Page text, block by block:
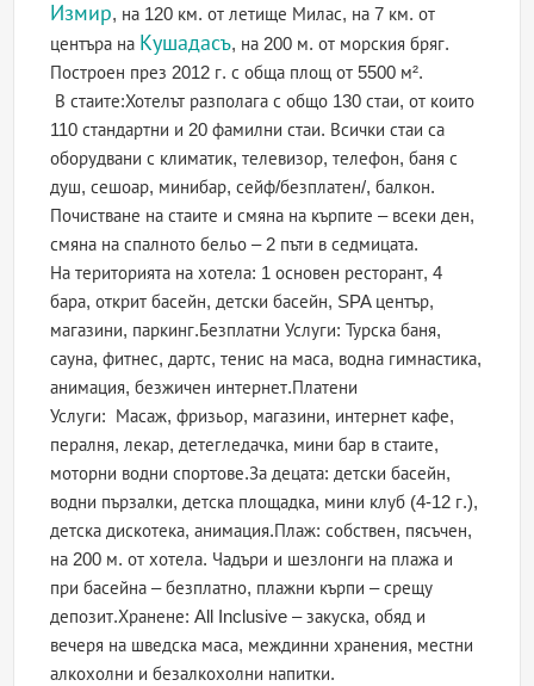
Измир, на 120 км. от летище Милас, на 7 км. от
центъра на Кушадасъ, на 200 м. от морския бряг.
Построен през 2012 г. с обща площ от 5500 м².
В стаите:Хотелът разполага с общо 130 стаи, от които
110 стандартни и 20 фамилни стаи. Всички стаи са
оборудвани с климатик, телевизор, телефон, баня с
душ, сешоар, минибар, сейф/безплатен/, балкон.
Почистване на стаите и смяна на кърпите – всеки ден,
смяна на спалното бельо – 2 пъти в седмицата.
На територията на хотела: 1 основен ресторант, 4
бара, открит басейн, детски басейн, SPA център,
магазини, паркинг.Безплатни Услуги: Турска баня,
сауна, фитнес, дартс, тенис на маса, водна гимнастика,
анимация, безжичен интернет.Платени
Услуги: Масаж, фризьор, магазини, интернет кафе,
пералня, лекар, детегледачка, мини бар в стаите,
моторни водни спортове.За децата: детски басейн,
водни пързалки, детска площадка, мини клуб (4-12 г.),
детска дискотека, анимация.Плаж: собствен, пясъчен,
на 200 м. от хотела. Чадъри и шезлонги на плажа и
при басейна – безплатно, плажни кърпи – срещу
депозит.Хранене: All Inclusive – закуска, обяд и
вечеря на шведска маса, междинни хранения, местни
алкохолни и безалкохолни напитки.